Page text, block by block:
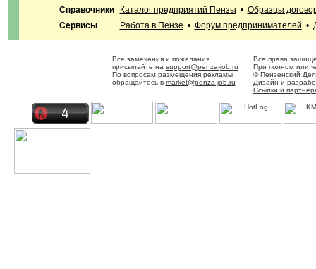
Справочники
Каталог предприятий Пензы • Образцы
Сервисы
Работа в Пензе • Форум предпринимателей •
Все замечания и пожелания
присылайте на support@penza-job.ru
По вопросам размещения рекламы
обращайтесь в market@penza-job.ru
Все права
При полном или
© Пензенский
Дизайн и
Ссылки и